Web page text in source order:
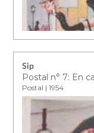
Sip
Postal | 1954